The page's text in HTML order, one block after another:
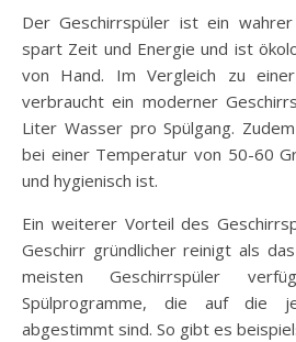
Der Geschirrspüler ist ein
spart Zeit und Energie und ist
von Hand. Im Vergleich zu
verbraucht ein moderner
Liter Wasser pro Spülgang.
bei einer Temperatur von 50-60
und hygienisch ist.
Ein weiterer Vorteil des
Geschirr gründlicher reinigt als
meisten Geschirrspüler
Spülprogramme, die auf die
abgestimmt sind. So gibt es